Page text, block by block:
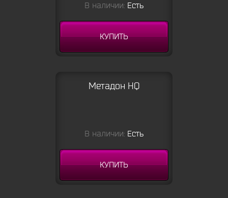
В наличии: Есть
КУПИТЬ
Метадон HQ
В наличии: Есть
КУПИТЬ